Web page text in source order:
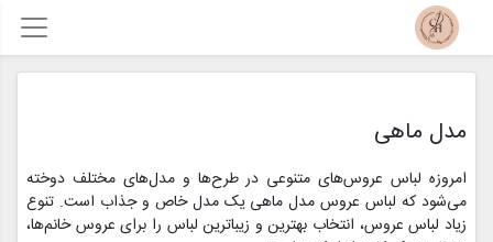
مدل ماهی
امروزه لباس عروس‌های متنوعی در طرح‌ها و مدل‌های مختلف دوخته
می‌شود که لباس عروس مدل ماهی یک مدل خاص و جذاب است. تنوع
زیاد لباس عروس، انتخاب بهترین و زیباترین لباس را برای عروس خانم‌ها،